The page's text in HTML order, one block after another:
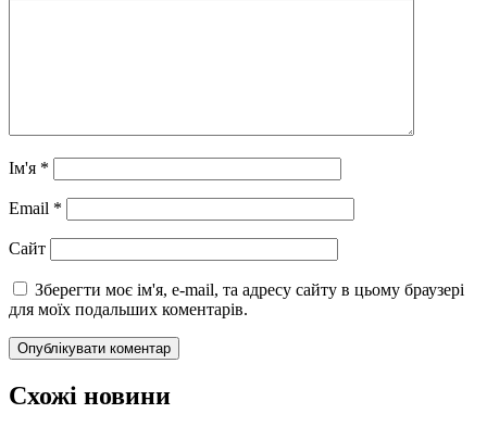
Ім'я *
Email *
Сайт
Зберегти моє ім'я, e-mail, та адресу сайту в цьому браузері
для моїх подальших коментарів.
Схожі новини